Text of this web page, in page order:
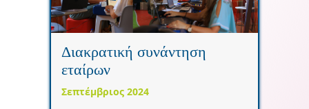
Διακρατική συνάντηση
εταίρων
Σεπτέμβριος 2024